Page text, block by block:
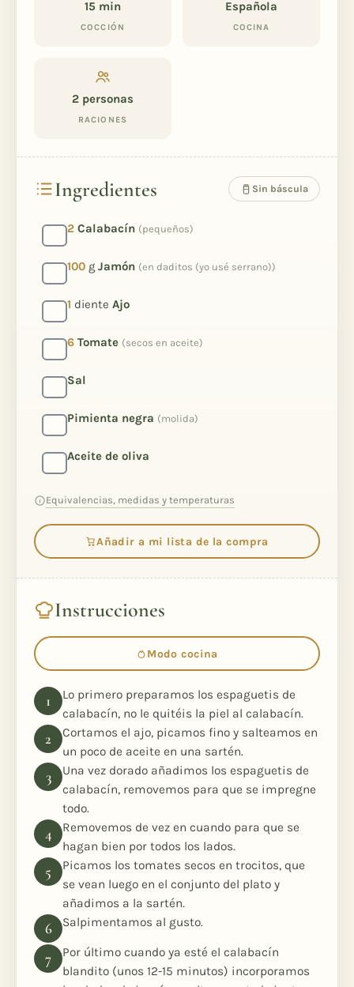
15 min
COCCIÓN
Española
COCINA
2 personas
RACIONES
Ingredientes Sin báscula
2 Calabacín (pequeños)
100 g Jamón (en daditos (yo usé serrano))
1 diente Ajo
6 Tomate (secos en aceite)
Sal
Pimienta negra (molida)
Aceite de oliva
Equivalencias, medidas y temperaturas
Añadir a mi lista de la compra
Instrucciones
Modo cocina
Lo primero preparamos los espaguetis de
calabacín, no le quitéis la piel al calabacín.
Cortamos el ajo, picamos fino y salteamos en
un poco de aceite en una sartén.
Una vez dorado añadimos los espaguetis de
calabacín, removemos para que se impregne
todo.
Removemos de vez en cuando para que se
hagan bien por todos los lados.
Picamos los tomates secos en trocitos, que
se vean luego en el conjunto del plato y
añadimos a la sartén.
Salpimentamos al gusto.
Por último cuando ya esté el calabacín
blandito (unos 12-15 minutos) incorporamos